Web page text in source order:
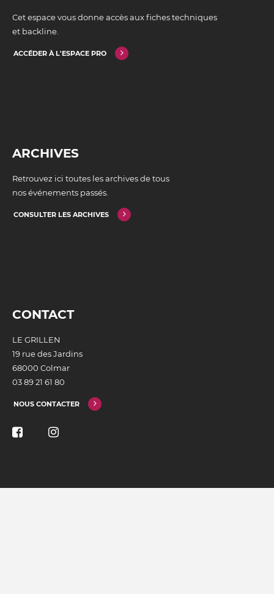
Cet espace vous donne accès aux fiches techniques
et backline.
ACCÉDER À L'ESPACE PRO
ARCHIVES
Retrouvez ici toutes les archives de tous
nos événements passés.
CONSULTER LES ARCHIVES
CONTACT
LE GRILLEN
19 rue des Jardins
68000 Colmar
03 89 21 61 80
NOUS CONTACTER